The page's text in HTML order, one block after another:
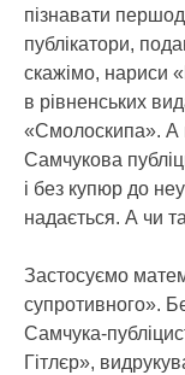
пізнавати
публікатори,
скажімо, нариси
в рівненських
«Смолоскипа». А
Самчукова
і без купюр до
надається. А чи
Застосуємо
супротивного».
Самчука-
Гітлєр»,